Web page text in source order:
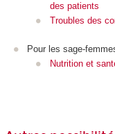
des patients
Troubles des
Pour les sage-
Nutrition et